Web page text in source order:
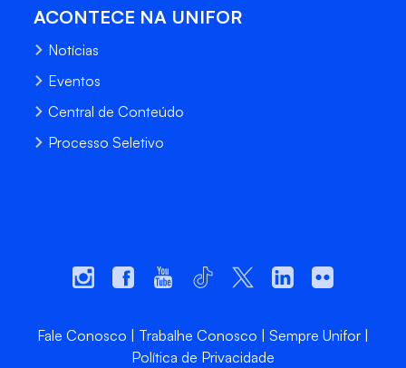
ACONTECE NA UNIFOR
Notícias
Eventos
Central de Conteúdo
Processo Seletivo
Fale Conosco Trabalhe Conosco
Sempre Unifor
Política de Privacidade